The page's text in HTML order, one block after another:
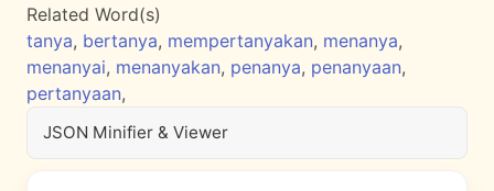
Related Word(s)
tanya, bertanya, mempertanyakan, menanya,
menanyai, menanyakan, penanya, penanyaan,
pertanyaan,
JSON Minifier & Viewer